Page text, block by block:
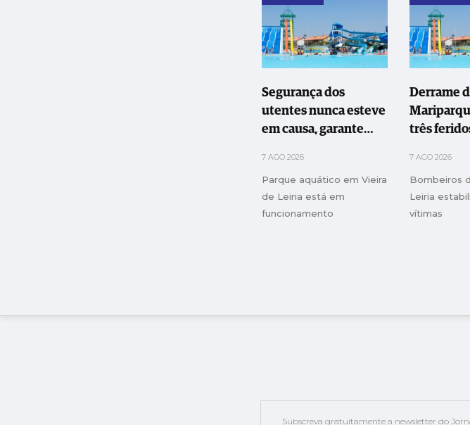
Segurança dos
utentes nunca esteve
em causa, garante
7 AGO 2026
Parque aquático em Vieira
de Leiria está em
funcionamento
Derrame
três
7 AGO 2026
Bombeiros
Leiria
vítimas